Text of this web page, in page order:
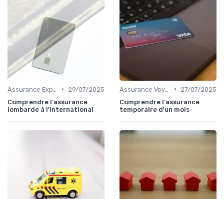
•
29/07/2025
Comprendre l'assurance
lombarde à l'international
•
27/07/2025
Comprendre l'assurance
temporaire d'un mois